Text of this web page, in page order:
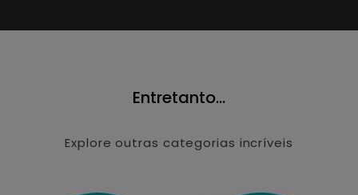
Entretanto...
Explore outras categorias incríveis